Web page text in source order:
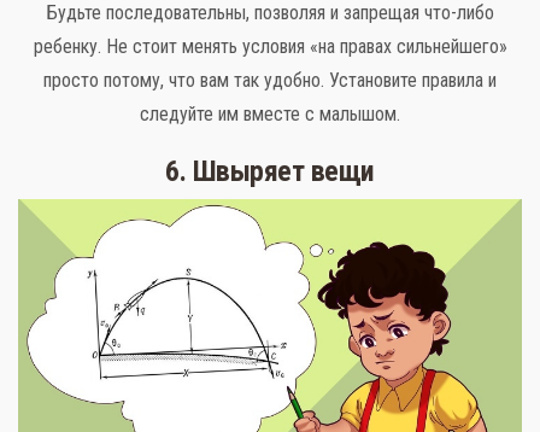
Будьте последовательны, позволяя и запрещая что-либо
ребенку. Не стоит менять условия «на правах сильнейшего»
просто потому, что вам так удобно. Установите правила и
следуйте им вместе с малышом.
6. Швыряет вещи